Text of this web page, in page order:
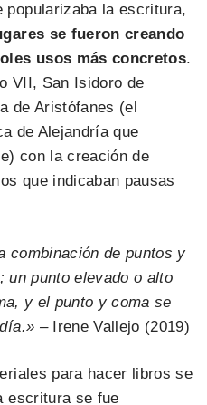
popularizaba la escritura,
se fueron creando
usos más concretos.
VII, San Isidoro de
de Aristófanes (el
de Alejandría que
con la creación de
que indicaban pausas
combinación de puntos y
un punto elevado o alto
y el punto y coma se
–Irene Vallejo (2019)
para hacer libros se
escritura se fue